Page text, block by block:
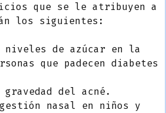
que se le atribuyen a
los siguientes:
de azúcar en la
que padecen diabetes
del acné.
nasal en niños y